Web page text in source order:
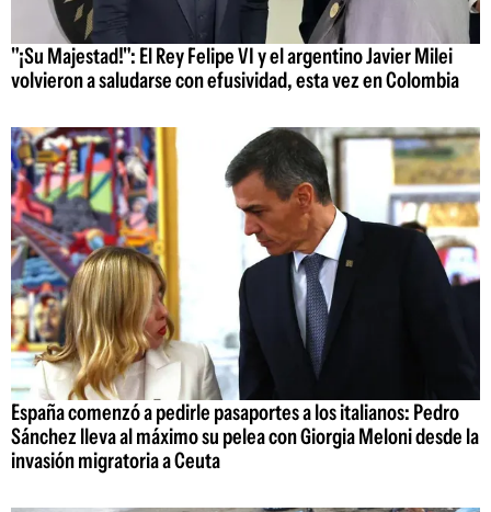
"¡Su Majestad!": El Rey Felipe VI y el argentino Javier Milei
volvieron a saludarse con efusividad, esta vez en Colombia
España comenzó a pedirle pasaportes a los italianos: Pedro
Sánchez lleva al máximo su pelea con Giorgia Meloni desde la
invasión migratoria a Ceuta